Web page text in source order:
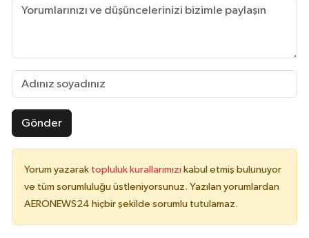
Gönder
Yorum yazarak topluluk kurallarımızı kabul etmiş bulunuyor
ve tüm sorumluluğu üstleniyorsunuz. Yazılan yorumlardan
AERONEWS24 hiçbir şekilde sorumlu tutulamaz.